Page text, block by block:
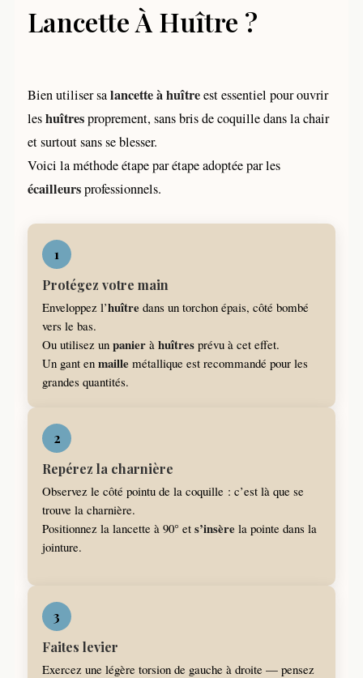
Lancette À Huître ?
Bien utiliser salancette à huîtreest essentiel pour ouvrir
leshuîtresproprement, sans bris de coquille dans la chair
et surtout sans se blesser.
Voici la méthode étape par étape adoptée par les
écailleursprofessionnels.
1
Protégez votre main
Enveloppez l’huître dans un torchon épais, côté bombé
vers le bas.
Ou utilisez un panier à huîtres prévu à cet effet.
Un gant en maille métallique est recommandé pour les
grandes quantités.
2
Repérez la charnière
Observez le côté pointu de la coquille : c’est là que se
trouve la charnière.
Positionnez la lancette à 90° et s’insère la pointe dans la
jointure.
3
Faites levier
Exercez une légère torsion de gauche à droite — pensez